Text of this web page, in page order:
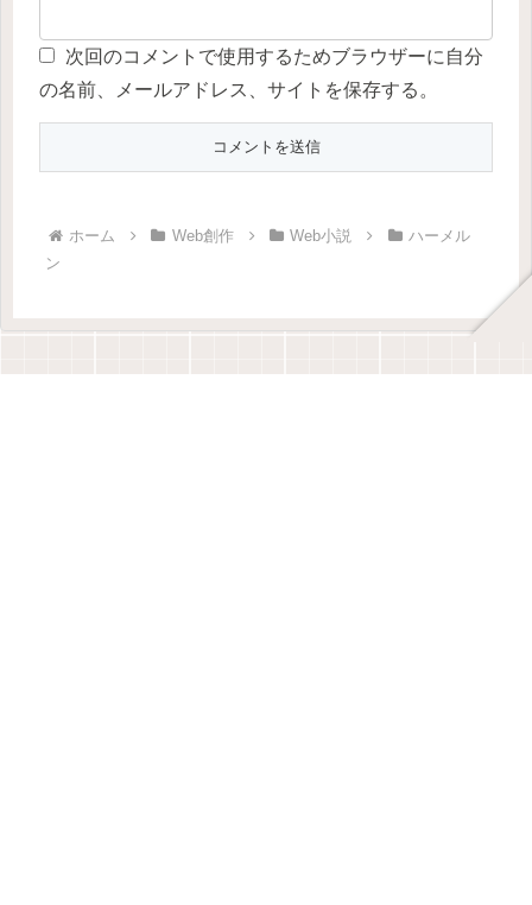
次回のコメントで使用するためブラウザーに自分
の名前、メールアドレス、サイトを保存する。
ホーム Web創作 Web小説
ハーメル
ン